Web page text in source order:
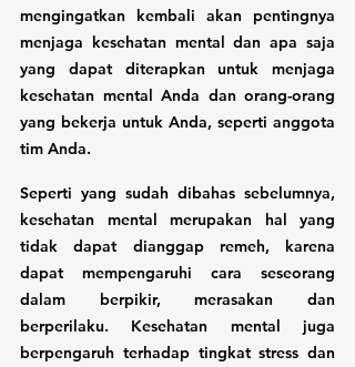
mengingatkan kembali akan pentingnya
menjaga kesehatan mental dan apa saja
yang dapat diterapkan untuk menjaga
kesehatan mental Anda dan orang-orang
yang bekerja untuk Anda, seperti anggota
tim Anda.
Seperti yang sudah dibahas sebelumnya,
kesehatan mental merupakan hal yang
tidak dapat dianggap remeh, karena
dapat mempengaruhi cara seseorang
dalam berpikir, merasakan dan
berperilaku. Kesehatan mental juga
berpengaruh terhadap tingkat stress dan